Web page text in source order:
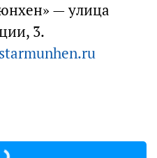
— улица
3.
starmunhen.ru